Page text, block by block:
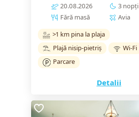
20.08.2026
3 nopți
Fără masă
Avia
>1 km pina la plaja
Plajă nisip-pietriș
Wi-Fi
Parcare
Detalii